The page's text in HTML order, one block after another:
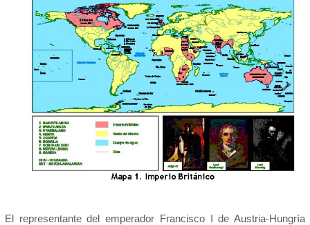
El representante del emperador Francisco I de Austria-Hungría